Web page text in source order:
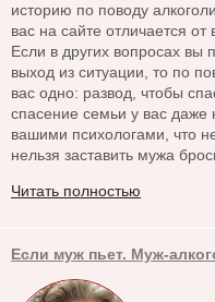
историю по поводу
вас на сайте отличается
Если в других вопросах вы
выход из ситуации, то по
вас одно: развод, чтобы
спасение семьи у вас даже
вашими психологами, что
нельзя заставить мужа
Читать полностью
Если муж пьет. Муж-